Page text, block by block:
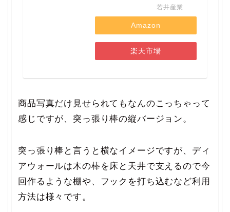
若井産業
Amazon
楽天市場
商品写真だけ見せられてもなんのこっちゃって
感じですが、突っ張り棒の縦バージョン。
突っ張り棒と言うと横なイメージですが、ディ
アウォールは木の棒を床と天井で支えるので今
回作るような棚や、フックを打ち込むなど利用
方法は様々です。